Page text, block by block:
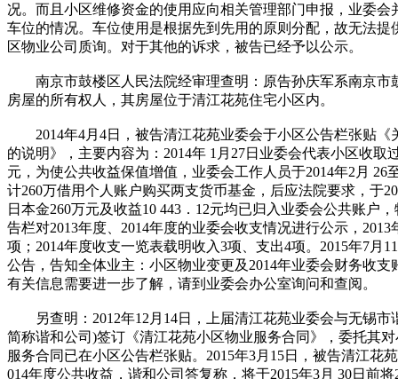
况。而且小区维修资金的使用应向相关管理部门申报，业委会
车位的情况。车位使用是根据先到先用的原则分配，故无法提
区物业公司质询。对于其他的诉求，被告已经予以公示。
南京市鼓楼区人民法院经审理查明：原告孙庆军系南京市
房屋的所有权人，其房屋位于清江花苑住宅小区内。
2014年4月4日，被告清江花苑业委会于小区公告栏张贴《
的说明》，主要内容为：2014年 1月27日业委会代表小区收取
元，为使公共收益保值增值，业委会工作人员于2014年2月 26
计260万借用个人账户购买两支货币基金，后应法院要求，于
日本金260万元及收益10 443．12元均已归入业委会公共账户
告栏对2013年度、2014年度的业委会收支情况进行公示，
项；2014年度收支一览表载明收入3项、支出4项。2015年7月
公告，告知全体业主：小区物业变更及2014年业委会财务收
有关信息需要进一步了解，请到业委会办公室询问和查阅。
另查明：2012年12月14日，上届清江花苑业委会与无锡市
简称谐和公司)签订《清江花苑小区物业服务合同》，委托其
服务合同已在小区公告栏张贴。2015年3月15日，被告清江花
014年度公共收益，谐和公司答复称，将于2015年3月 30日前